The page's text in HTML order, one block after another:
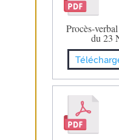
Procès-
du 23